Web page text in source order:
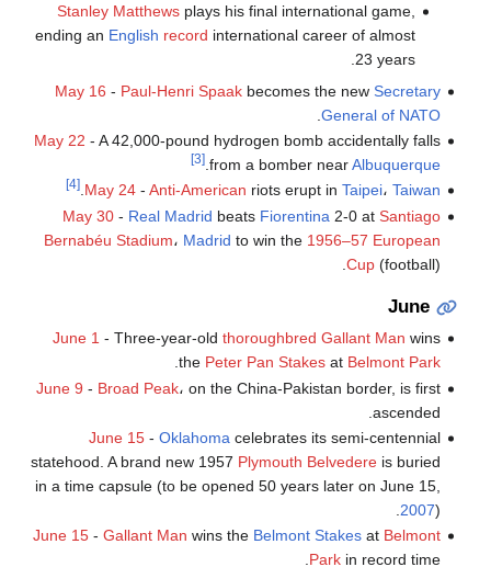
Stanley Matthews plays his final international game,
ending an English record international career of almost
23 years.
May 16 - Paul-Henri Spaakbecomes the new Secretary
General of NATO
May 22 - A 42,000-pound hydrogen bomb accidentally falls
from a bomber nearAlbuquerque
.
[3]
May 24- Anti-American riots erupt in Taipei، Taiwan
.
[4]
May 30- Real Madrid beats Fiorentina 2-0 at Santiago
Bernabéu Stadium، Madrid to win the 1956–57 European
Cup(football).
June
June 1 - Three-year-old thoroughbred Gallant Man wins
the Peter Pan Stakesat Belmont Park
.
June 9 - Broad Peak، on the China-Pakistan border, is first
ascended.
June 15- Oklahoma celebrates its semi-centennial
statehood. A brand new 1957 Plymouth Belvedereis buried
in a time capsule (to be opened 50 years later on June 15,
2007).
June 15- Gallant Man wins the Belmont Stakesat Belmont
Parkin record time.